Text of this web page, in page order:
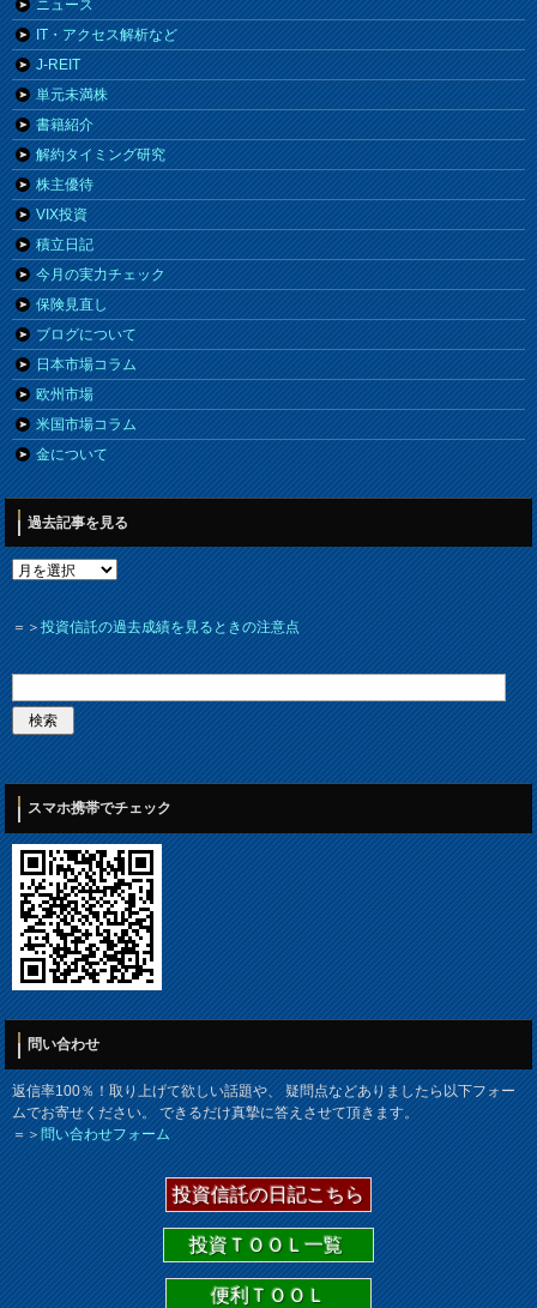
ニュース
IT・アクセス解析など
J-REIT
単元未満株
書籍紹介
解約タイミング研究
株主優待
VIX投資
積立日記
今月の実力チェック
保険見直し
ブログについて
日本市場コラム
欧州市場
米国市場コラム
金について
過去記事を見る
＝＞投資信託の過去成績を見るときの注意点
スマホ携帯でチェック
問い合わせ
返信率100％！取り上げて欲しい話題や、 疑問点などありましたら以下フォー
ムでお寄せください。 できるだけ真摯に答えさせて頂きます。
＝＞問い合わせフォーム
投資信託の日記こちら
投資ＴＯＯＬ一覧
便利ＴＯＯＬ